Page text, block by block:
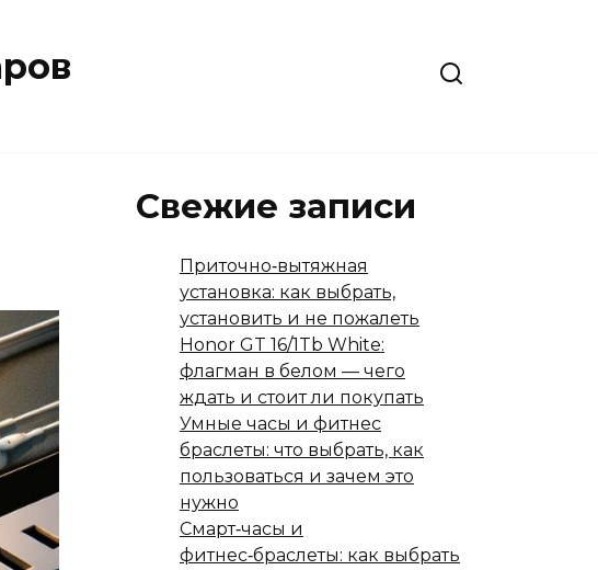
Свежие записи
Приточно‑вытяжная
установка: как выбрать,
установить и не пожалеть
Honor GT 16/1Tb White:
флагман в белом — чего
ждать и стоит ли покупать
Умные часы и фитнес
браслеты: что выбрать, как
пользоваться и зачем это
нужно
Смарт‑часы и
фитнес‑браслеты: как выбрать